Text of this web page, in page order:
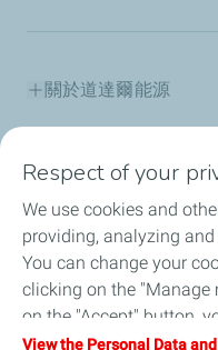
關於道達爾能源
道達爾能源講堂
最新消息
Respect of your
We use cookies and
providing, analyzing
You can change your
clicking on the "Manage
on the "Accept" button,
cookies on your device.
View the Personal Data